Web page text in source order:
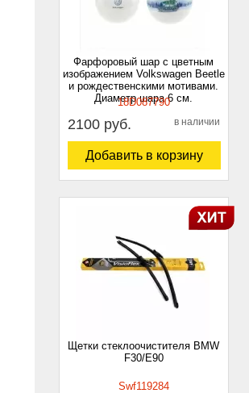
Фарфоровый шар с цветным
изображением Volkswagen Beetle
и рождественскими мотивами.
Диаметр шара 6 см.
18D087790
2100 руб. в наличии
Добавить в корзину
Щетки стеклоочистителя BMW
F30/E90
Swf119284